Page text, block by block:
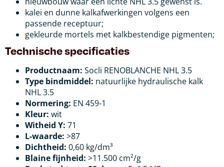
kalei en dunne kalkafwerkingen volgens een
passende receptuur;
gekleurde mortels met kalkbestendige pigmenten;
Technische specificaties
Productnaam: Socli RENOBLANCHE NHL 3.5
Type bindmiddel: natuurlijke hydraulische kalk
NHL 3.5
Normering: EN 459-1
Kleur: wit
Witheid Y: 71
L-waarde: >87
Dichtheid: 0,60 kg/dm³
Blaine fijnheid: >11.500 cm²/g